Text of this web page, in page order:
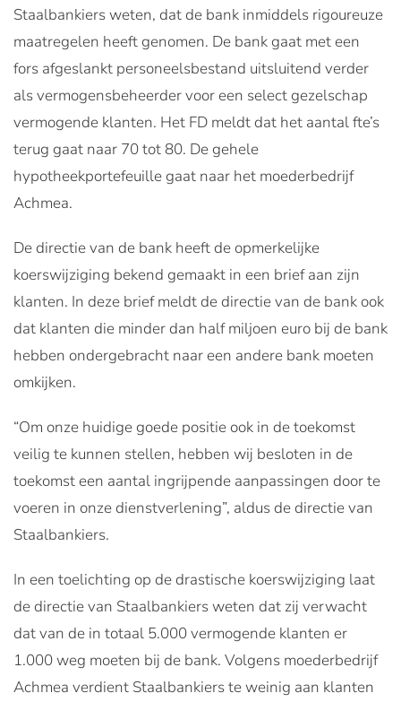
Staalbankiers weten, dat de bank inmiddels rigoureuze
maatregelen heeft genomen. De bank gaat met een
fors afgeslankt personeelsbestand uitsluitend verder
als vermogensbeheerder voor een select gezelschap
vermogende klanten. Het FD meldt dat het aantal fte’s
terug gaat naar 70 tot 80. De gehele
hypotheekportefeuille gaat naar het moederbedrijf
Achmea.
De directie van de bank heeft de opmerkelijke
koerswijziging bekend gemaakt in een brief aan zijn
klanten. In deze brief meldt de directie van de bank ook
dat klanten die minder dan half miljoen euro bij de bank
hebben ondergebracht naar een andere bank moeten
omkijken.
“Om onze huidige goede positie ook in de toekomst
veilig te kunnen stellen, hebben wij besloten in de
toekomst een aantal ingrijpende aanpassingen door te
voeren in onze dienstverlening”, aldus de directie van
Staalbankiers.
In een toelichting op de drastische koerswijziging laat
de directie van Staalbankiers weten dat zij verwacht
dat van de in totaal 5.000 vermogende klanten er
1.000 weg moeten bij de bank. Volgens moederbedrijf
Achmea verdient Staalbankiers te weinig aan klanten